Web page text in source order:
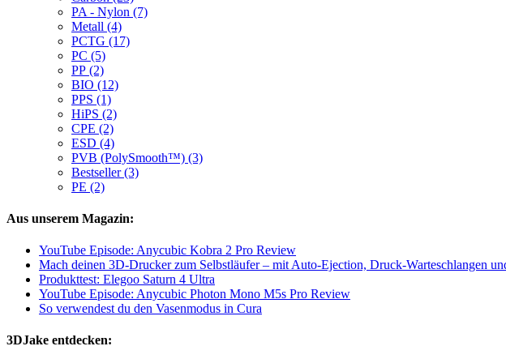
PA - Nylon (7)
Metall (4)
PCTG (17)
PC (5)
PP (2)
BIO (12)
PPS (1)
HiPS (2)
CPE (2)
ESD (4)
PVB (PolySmooth™) (3)
Bestseller (3)
PE (2)
Aus unserem Magazin:
YouTube Episode: Anycubic Kobra 2 Pro Review
Mach deinen 3D-Drucker zum Selbstläufer – mit Auto-Ejection, Druck-Warteschlangen
Produkttest: Elegoo Saturn 4 Ultra
YouTube Episode: Anycubic Photon Mono M5s Pro Review
So verwendest du den Vasenmodus in Cura
3DJake entdecken: